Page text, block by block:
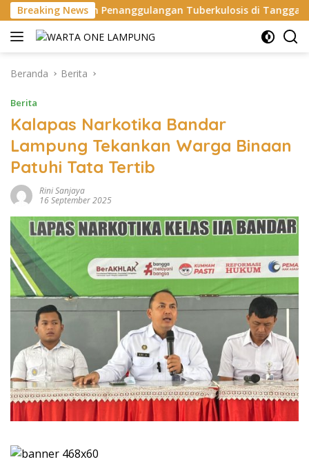
Langsung
ke
konten
Breaking NewsTuberkulosis di Tanggamus Apel
Beranda Berita
Berita
Kalapas Narkotika Bandar
Lampung Tekankan Warga Binaan
Patuhi Tata Tertib
Rini Sanjaya
16 September 2025